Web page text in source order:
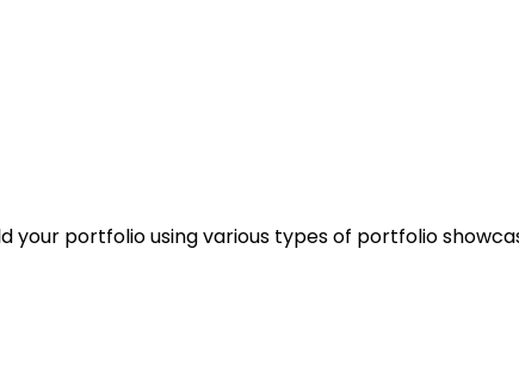
portfolio using various types of portfolio